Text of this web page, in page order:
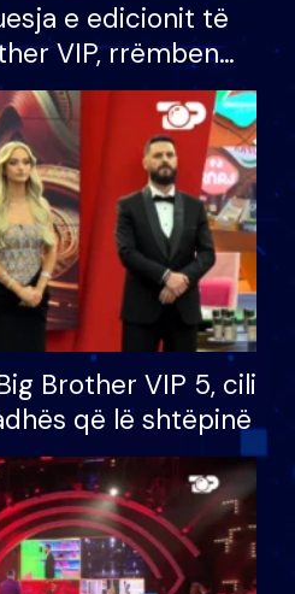
e edicionit të
VIP, rrëmben
100 mijë eurosh
Brother VIP 5, cili
që lë shtëpinë